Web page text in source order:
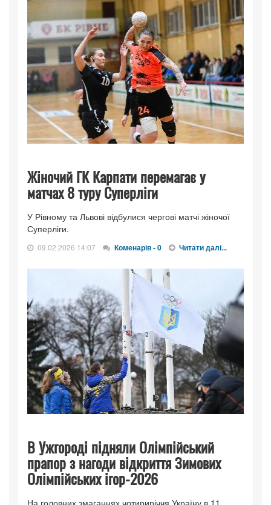
Жіночий ГК Карпати перемагає у
матчах 8 туру Суперліги
У Рівному та Львові відбулися чергові матчі жіночої
Суперліги.
09.02.2026 14:07 Коменарів - 0 Читати далі...
В Ужгороді підняли Олімпійський
прапор з нагоди відкриття Зимових
Олімпійських ігор-2026
На головних змаганнях чотириріччя Україну в 11